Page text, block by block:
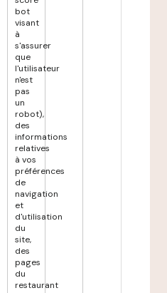
bot
visant
à
s'assurer
que
l'utilisateur
n'est
pas
un
robot),
des
informations
relatives
à vos
préférences
de
navigation
et
d'utilisation
du
site,
des
pages
du
restaurant